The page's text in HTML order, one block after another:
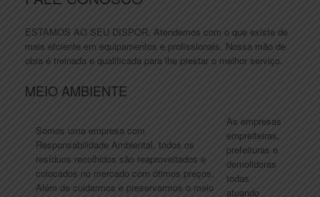
ESTAMOS AO SEU DISPOR, Atendemos com o que existe de
mais efciente em equipamentos e profissionais. Nossa mão de
obra é treinada e qualificada para lhe prestar o melhor serviço.
MEIO AMBIENTE
Somos uma empresa com
Responsabilidade Ambiental, todos os
resíduos recolhidos são reaproveitados e
colocados no mercado com ótimos preços.
Além de cuidarmos e preservarmos o meio
As empresas
empreiteiras,
prefeituras e
demolidoras
todas
atuando